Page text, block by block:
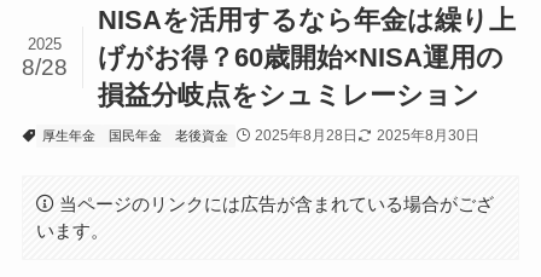
NISAを活用するなら年金は繰り上
げがお得？60歳開始×NISA運用の
損益分岐点をシュミレーション
2025
8/28
厚生年金 国民年金 老後資金 2025年8月28日 2025年8月30日
当ページのリンクには広告が含まれている場合がござ
います。